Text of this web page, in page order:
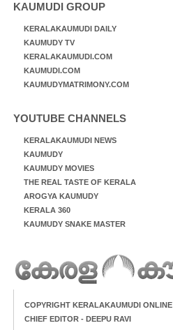
KAUMUDI GROUP
KERALAKAUMUDI DAILY
KAUMUDY TV
KERALAKAUMUDI.COM
KAUMUDI.COM
KAUMUDYMATRIMONY.COM
YOUTUBE CHANNELS
KERALAKAUMUDI NEWS
KAUMUDY
KAUMUDY MOVIES
THE REAL TASTE OF KERALA
AROGYA KAUMUDY
KERALA 360
KAUMUDY SNAKE MASTER
COPYRIGHT KERALAKAUMUDI ONLINE
CHIEF EDITOR - DEEPU RAVI